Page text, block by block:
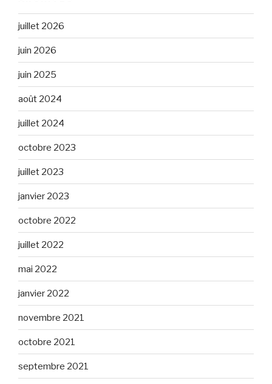
juillet 2026
juin 2026
juin 2025
août 2024
juillet 2024
octobre 2023
juillet 2023
janvier 2023
octobre 2022
juillet 2022
mai 2022
janvier 2022
novembre 2021
octobre 2021
septembre 2021